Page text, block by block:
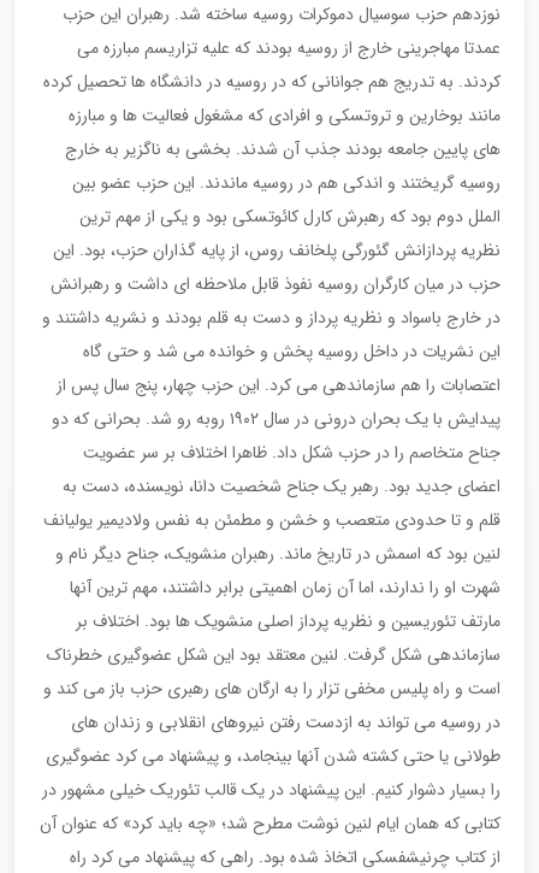
نوزدهم حزب سوسیال دموکرات روسیه ساخته شد. رهبران این حزب
عمدتا مهاجرینی خارج از روسیه بودند که علیه تزاریسم مبارزه می
کردند. به تدریج هم جوانانی که در روسیه در دانشگاه ها تحصیل کرده
مانند بوخارین و تروتسکی و افرادی که مشغول فعالیت ها و مبارزه
های پایین جامعه بودند جذب آن شدند. بخشی به ناگزیر به خارج
روسیه گریختند و اندکی هم در روسیه ماندند. این حزب عضو بین
الملل دوم بود که رهبرش کارل کائوتسکی بود و یکی از مهم ترین
نظریه پردازانش گئورگی پلخانف روس، از پایه گذاران حزب، بود. این
حزب در میان کارگران روسیه نفوذ قابل ملاحظه ای داشت و رهبرانش
در خارج باسواد و نظریه پرداز و دست به قلم بودند و نشریه داشتند و
این نشریات در داخل روسیه پخش و خوانده می شد و حتی گاه
اعتصابات را هم سازماندهی می کرد. این حزب چهار، پنج سال پس از
پیدایش با یک بحران درونی در سال ١٩٠٢ روبه رو شد. بحرانی که دو
جناح متخاصم را در حزب شکل داد. ظاهرا اختلاف بر سر عضویت
اعضای جدید بود. رهبر یک جناح شخصیت دانا، نویسنده، دست به
قلم و تا حدودی متعصب و خشن و مطمئن به نفس ولادیمیر یولیانف
لنین بود که اسمش در تاریخ ماند. رهبران منشویک، جناح دیگر نام و
شهرت او را ندارند، اما آن زمان اهمیتی برابر داشتند، مهم ترین آنها
مارتف تئوریسین و نظریه پرداز اصلی منشویک ها بود. اختلاف بر
سازماندهی شکل گرفت. لنین معتقد بود این شکل عضوگیری خطرناک
است و راه پلیس مخفی تزار را به ارگان های رهبری حزب باز می کند و
در روسیه می تواند به ازدست رفتن نیروهای انقلابی و زندان های
طولانی یا حتی کشته شدن آنها بینجامد، و پیشنهاد می کرد عضوگیری
را بسیار دشوار کنیم. این پیشنهاد در یک قالب تئوریک خیلی مشهور در
کتابی که همان ایام لنین نوشت مطرح شد؛ «چه باید کرد» که عنوان آن
از کتاب چرنیشفسکی اتخاذ شده بود. راهی که پیشنهاد می کرد راه